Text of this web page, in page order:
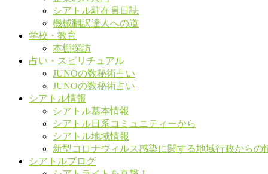
シアトル駐在員日誌
機械翻訳達人への道
学校・教育
本棚探訪
占い・スピリチュアル
JUNOの数秘術占い
JUNOの数秘術占い
シアトル情報
シアトル基本情報
シアトル日系コミュニティーから
シアトル地域情報
新型コロナウィルス感染に関する地域行政からの
シアトルブログ